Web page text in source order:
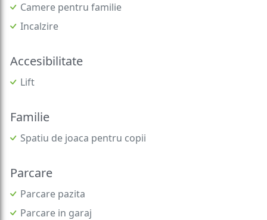
Camere pentru familie
Incalzire
Accesibilitate
Lift
Familie
Spatiu de joaca pentru copii
Parcare
Parcare pazita
Parcare in garaj